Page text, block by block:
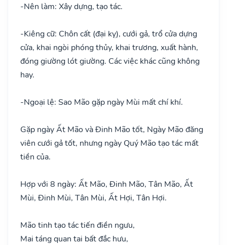
-Nên làm: Xây dựng, tạo tác.
-Kiêng cữ: Chôn cất (đại kỵ), cưới gả, trổ cửa dựng
cửa, khai ngòi phóng thủy, khai trương, xuất hành,
đóng giường lót giường. Các việc khác cũng không
hay.
-Ngoại lệ: Sao Mão gặp ngày Mùi mất chí khí.
Gặp ngày Ất Mão và Đinh Mão tốt, Ngày Mão đăng
viên cưới gả tốt, nhưng ngày Quý Mão tạo tác mất
tiền của.
Hợp với 8 ngày: Ất Mão, Đinh Mão, Tân Mão, Ất
Mùi, Đinh Mùi, Tân Mùi, Ất Hợi, Tân Hợi.
Mão tinh tạo tác tiến điền ngưu,
Mai táng quan tai bất đắc hưu,